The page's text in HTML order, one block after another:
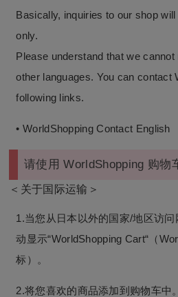
Basically, inquiries to our shop
only.
Please understand that we
other languages. You can contact
following links.
• WorldShopping Contact English
请使用 WorldShopping 购物
＜关于国际运输＞
1.当您从日本以外的国家/地区访
动显示“WorldShopping Cart“（
标）。
2.将您喜欢的商品添加到购物车中。